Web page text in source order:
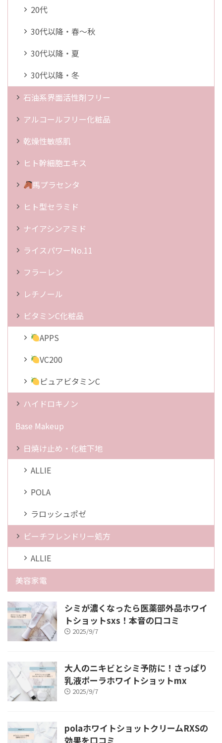
20代
30代以降・春～秋
30代以降・夏
30代以降・冬
石油系界面活性剤フリー
アルコールフリー化粧品
乾燥性敏感肌
ヒト幹細胞エキス
馬プラセンタ
ヒト型セラミド
ナイアシンアミド
ライスパワーNo.11
フラーレン
レチノール
ビタミンC化粧品
APPS
VC200
ピュアビタミンC
ハイドロキノン
Base Makeup
日焼け止め・化粧下地
ALLIE
POLA
ラロッシュポゼ
ビーチフレンドリー処方
ALLIE
美容家電
シミが濃くなったら医薬部外品ホワイ
トショットsxs！本音の口コミ
2025/9/7
大人のニキビとシミ予防に！さっぱり
乳液ポーラホワイトショットmx
2025/9/7
polaホワイトショットクリームRXSの
効果を口コミ